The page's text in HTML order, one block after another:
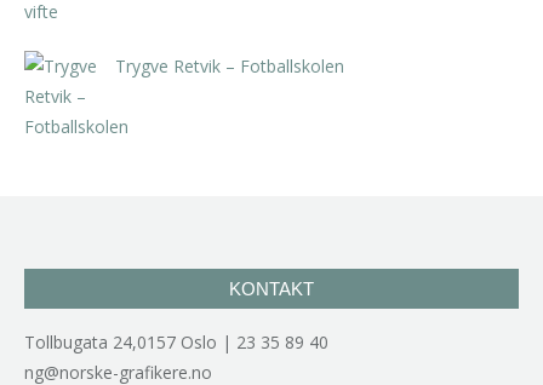
Trygve Retvik – Fotballskolen
KONTAKT
Tollbugata 24,0157 Oslo | 23 35 89 40
ng@norske-grafikere.no